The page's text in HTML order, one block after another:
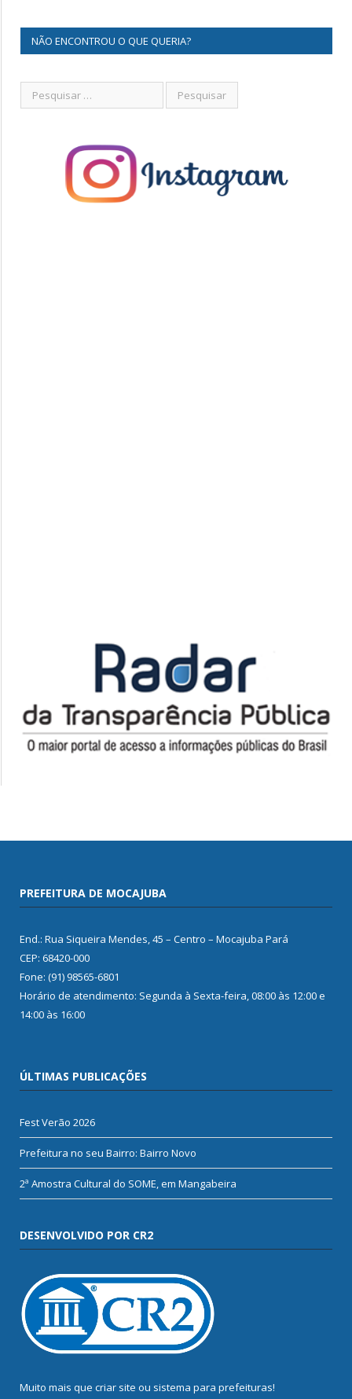
NÃO ENCONTROU O QUE QUERIA?
PREFEITURA DE MOCAJUBA
End.: Rua Siqueira Mendes, 45 – Centro – Mocajuba Pará
CEP: 68420-000
Fone: (91) 98565-6801
Horário de atendimento: Segunda à Sexta-feira, 08:00 às 12:00 e
14:00 às 16:00
ÚLTIMAS PUBLICAÇÕES
Fest Verão 2026
Prefeitura no seu Bairro: Bairro Novo
2ª Amostra Cultural do SOME, em Mangabeira
DESENVOLVIDO POR CR2
Muito mais que criar site ou sistema para prefeituras!